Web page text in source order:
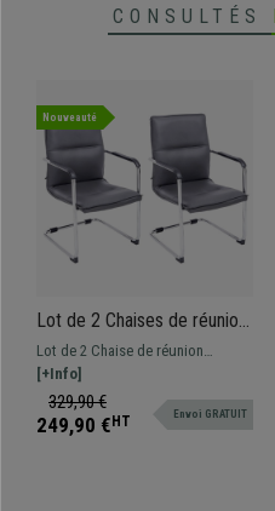
CONSULTÉS
Nouveauté
Lot de 2 Chaises de réunion
GOLIATH, Structure
Métallique, Grand
Rembourrage et Design
élégant, Cuir Gris
Lot de 2 Chaise de réunion
GOLIATH. Assise et dossier
commodes avec un grand
rembourrage et revêtement en cuir
[+Info]
329,90 €
249,90 € HT Envoi GRATUIT